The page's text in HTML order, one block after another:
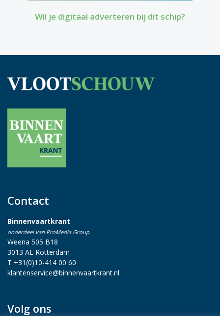
Wil je digitaal adverteren bij dit schip?
Contact
Binnenvaartkrant
onderdeel van ProMedia Group
Weena 505 B18
3013 AL Rotterdam
T +31(0)10-414 00 60
klantenservice@binnenvaartkrant.nl
Volg ons